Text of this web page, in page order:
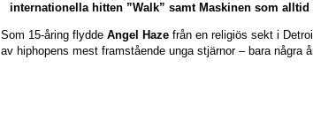
internationella hitten ”Walk” samt Maskinen som
Som 15-åring flydde Angel Haze från en religiös sekt i
av hiphopens mest framstående unga stjärnor – bara några